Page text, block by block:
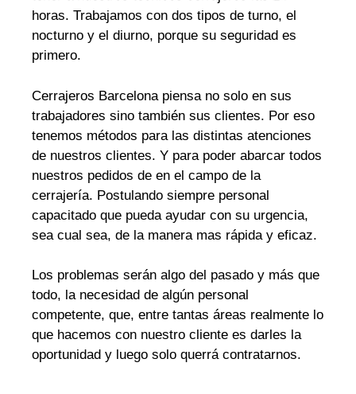
horas. Trabajamos con dos tipos de turno, el
nocturno y el diurno, porque su seguridad es
primero.
Cerrajeros Barcelona piensa no solo en sus
trabajadores sino también sus clientes. Por eso
tenemos métodos para las distintas atenciones
de nuestros clientes. Y para poder abarcar todos
nuestros pedidos de en el campo de la
cerrajería. Postulando siempre personal
capacitado que pueda ayudar con su urgencia,
sea cual sea, de la manera mas rápida y eficaz.
Los problemas serán algo del pasado y más que
todo, la necesidad de algún personal
competente, que, entre tantas áreas realmente lo
que hacemos con nuestro cliente es darles la
oportunidad y luego solo querrá contratarnos.